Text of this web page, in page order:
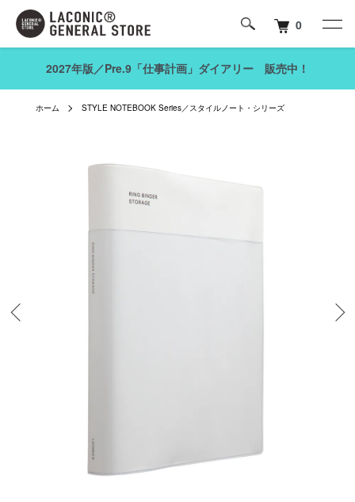
0
2027年版／Pre.9「仕事計画」ダイアリー 販売中！
ホーム STYLE NOTEBOOK Series／スタイルノート・シリーズ